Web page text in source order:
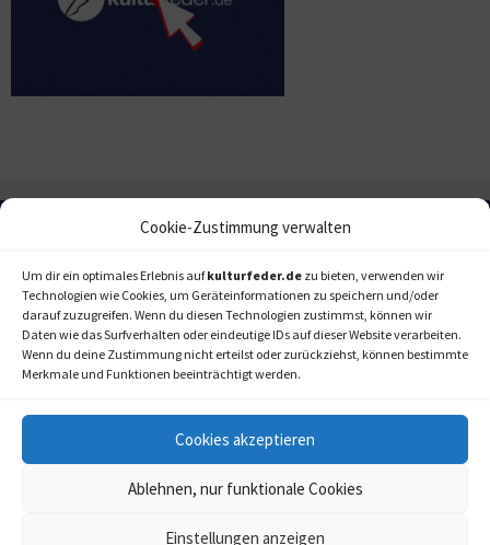
Cookie-Zustimmung verwalten
Um dir ein optimales Erlebnis aufkulturfeder.de zu bieten, verwenden wir
Technologien wie Cookies, um Geräteinformationen zu speichern und/oder
darauf zuzugreifen. Wenn du diesen Technologien zustimmst, können wir
Daten wie das Surfverhalten oder eindeutige IDs auf dieser Website verarbeiten.
Wenn du deine Zustimmung nicht erteilst oder zurückziehst, können bestimmte
Merkmale und Funktionen beeinträchtigt werden.
Cookies akzeptieren
Ablehnen, nur funktionale Cookies
Einstellungen anzeigen